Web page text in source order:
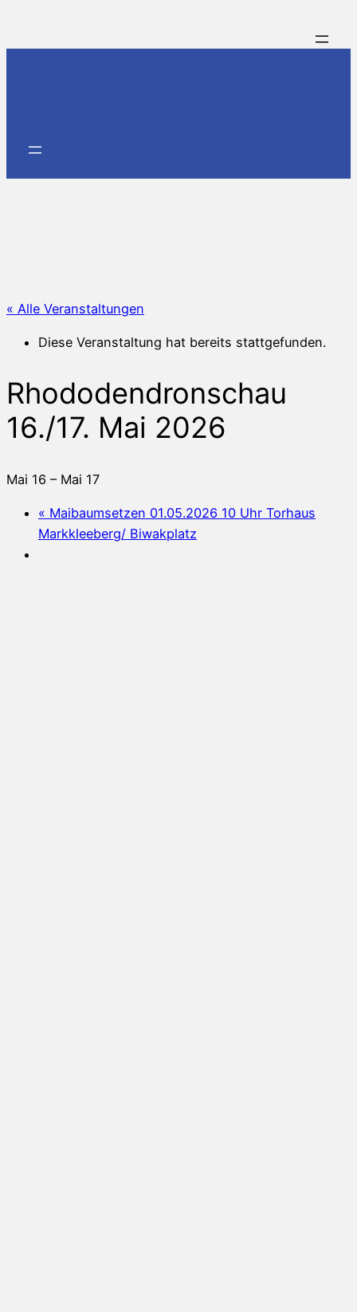
« Alle Veranstaltungen
Diese Veranstaltung hat bereits stattgefunden.
Rhododendronschau
16./17. Mai 2026
Mai 16 – Mai 17
« Maibaumsetzen 01.05.2026 10 Uhr Torhaus
Markkleeberg/ Biwakplatz